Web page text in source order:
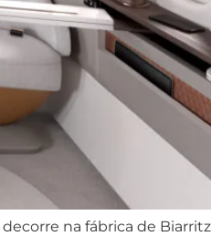
na fábrica de